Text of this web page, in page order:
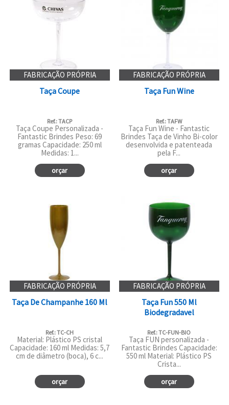
FABRICAÇÃO PRÓPRIA
Taça Coupe
Ref.: TACP
Taça Coupe Personalizada -
Fantastic Brindes Peso: 69
gramas Capacidade: 250 ml
Medidas: 1...
orçar
FABRICAÇÃO PRÓPRIA
Taça Fun Wine
Ref.: TAFW
Taça Fun Wine - Fantastic
Brindes Taça de Vinho Bi-color
desenvolvida e patenteada
pela F...
orçar
FABRICAÇÃO PRÓPRIA
Taça De Champanhe 160 Ml
Ref.: TC-CH
Material: Plástico PS cristal
Capacidade: 160 ml Medidas: 5,7
cm de diâmetro (boca), 6 c...
orçar
FABRICAÇÃO PRÓPRIA
Taça Fun 550 Ml
Biodegradavel
Ref.: TC-FUN-BIO
Taça FUN personalizada -
Fantastic Brindes Capacidade:
550 ml Material: Plástico PS
Crista...
orçar